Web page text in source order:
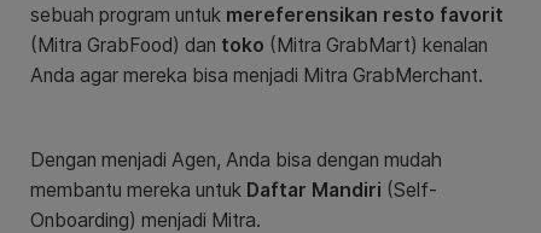
sebuah program untuk mereferensikan resto favorit
(Mitra GrabFood) dan toko (Mitra GrabMart) kenalan
Anda agar mereka bisa menjadi Mitra GrabMerchant.
Dengan menjadi Agen, Anda bisa dengan mudah
membantu mereka untuk Daftar Mandiri (Self-
Onboarding) menjadi Mitra.